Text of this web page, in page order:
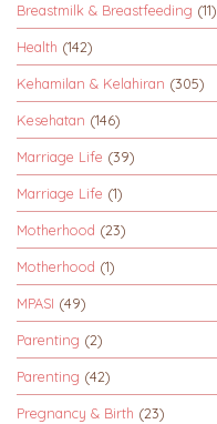
Breastmilk & Breastfeeding (11)
Health (142)
Kehamilan & Kelahiran (305)
Kesehatan (146)
Marriage Life (39)
Marriage Life (1)
Motherhood (23)
Motherhood (1)
MPASI (49)
Parenting (2)
Parenting (42)
Pregnancy & Birth (23)